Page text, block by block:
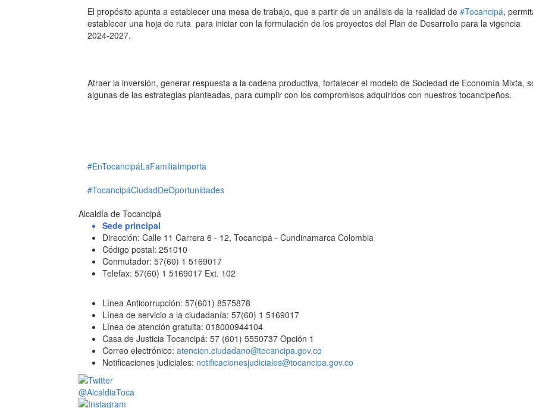
El propósito apunta a establecer una mesa de trabajo, que a partir de un análisis de la realidad de #Tocancipá,
establecer una hoja de ruta para iniciar con la formulación de los proyectos del Plan de Desarrollo para la vigencia
2024-2027.
Atraer la inversión, generar respuesta a la cadena productiva, fortalecer el modelo de Sociedad de Economía Mixta,
algunas de las estrategias planteadas, para cumplir con los compromisos adquiridos con nuestros tocancipeños.
#EnTocancipáLaFamiliaImporta
#TocancipáCiudadDeOportunidades
Alcaldía de Tocancipá
Sede principal
Dirección: Calle 11 Carrera 6 - 12, Tocancipá - Cundinamarca Colombia
Código postal: 251010
Conmutador: 57(60) 1 5169017
Telefax: 57(60) 1 5169017 Ext. 102
Línea Anticorrupción: 57(601) 8575878
Línea de servicio a la ciudadanía: 57(60) 1 5169017
Línea de atención gratuita: 018000944104
Casa de Justicia Tocancipá: 57 (601) 5550737 Opción 1
Correo electrónico: atencion.ciudadano@tocancipa.gov.co
Notificaciones judiciales: notificacionesjudiciales@tocancipa.gov.co
@AlcaldiaToca